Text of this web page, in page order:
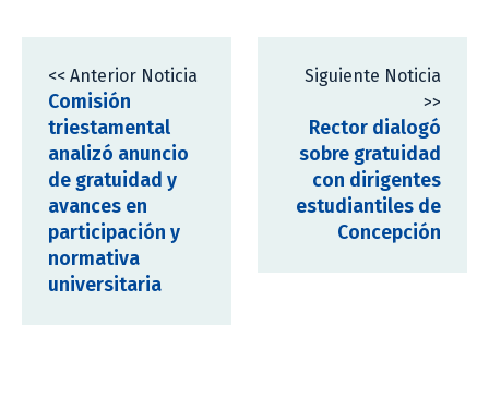
<< Anterior Noticia
Comisión
triestamental
analizó anuncio
de gratuidad y
avances en
participación y
normativa
universitaria
Siguiente Noticia
>>
Rector dialogó
sobre gratuidad
con dirigentes
estudiantiles de
Concepción